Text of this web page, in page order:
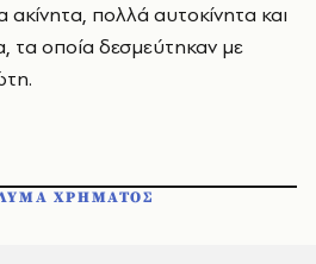
πολλά αυτοκίνητα και
τα οποία δεσμεύτηκαν με
ΧΡΗΜΑΤΟΣ